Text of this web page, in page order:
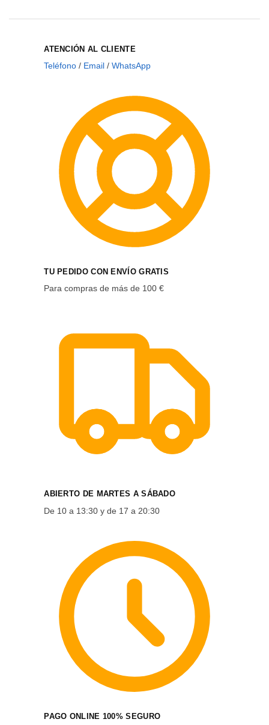
ATENCIÓN AL CLIENTE
Teléfono / Email /WhatsApp
TU PEDIDO CON ENVÍO GRATIS
Para compras de más de 100 €
ABIERTO DE MARTES A SÁBADO
De 10 a 13:30 y de 17 a 20:30
PAGO ONLINE 100% SEGURO